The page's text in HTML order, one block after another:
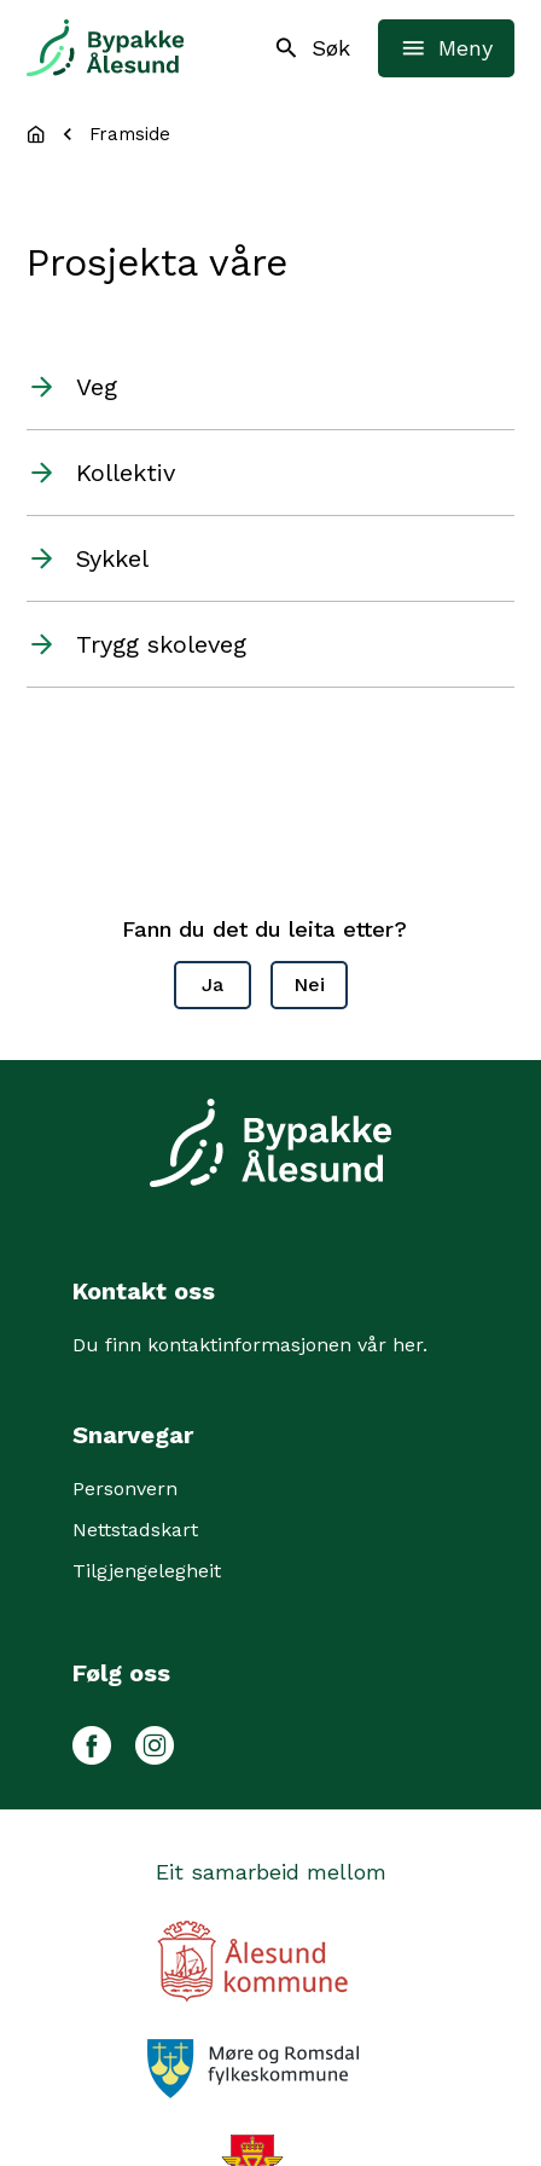
Bypakke Ålesund
Søk Meny
Du er her:Framside
Prosjekta våre
Veg
Kollektiv
Sykkel
Trygg skoleveg
Fann du det du leita etter?
Ja Nei
Kontakt oss
Du finn kontaktinformasjonen vår her.
Snarvegar
Personvern
Nettstadskart
Tilgjengelegheit
Følg oss
Facebook
Eit samarbeid mellom